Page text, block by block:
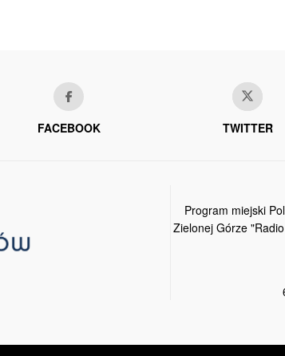
FACEBOOK TWITTER
Program miejski
Zielonej Górze